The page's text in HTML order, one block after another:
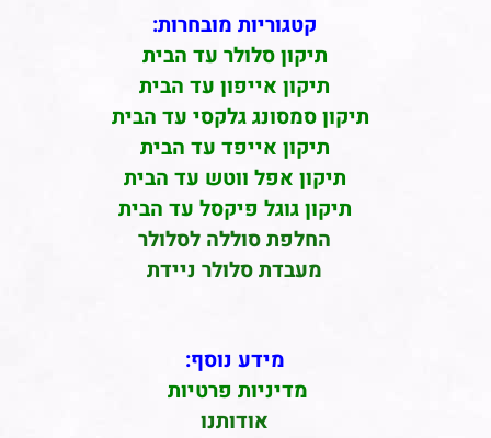
קטגוריות מובחרות:
תיקון סלולר עד הבית
תיקון אייפון עד הבית
תיקון סמסונג גלקסי עד הבית
תיקון אייפד עד הבית
תיקון אפל ווטש עד הבית
תיקון גוגל פיקסל עד הבית
החלפת סוללה לסלולר
מעבדת סלולר ניידת
מידע נוסף:
מדיניות פרטיות
אודותנו